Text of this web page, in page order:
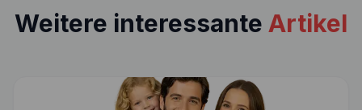
Weitere interessante Artikel